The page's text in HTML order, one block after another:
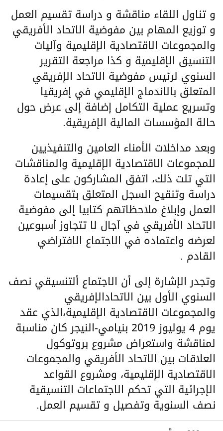
و تناول اللقاء مناقشة و دراسة تقسيم العمل
و توزيع المهام بين مفوضية الاتحاد الأفريقي
والمجموعات الاقتصادية الإقليمية وآليات
التنسيق الإقليمية و كذا مراجعة التقرير
السنوي لرئيس مفوضية الاتحاد الإفريقي
المتعلق بالاندماج الإقليمي في إفريقيا
وتسريع عملية التكامل إضافة إلى عرض حول
حالة المؤسسات المالية الإفريقية.
وبعد مداخلات الأمناء العامين والتنفيذيين
للمجموعات الاقتصادية الإقليمية والمناقشات
التي تلت ذلك، اتفق المشاركون على إعادة
دراسة وتنقيح السجل المتعلق بتقسيمات
العمل وإبلاغ ملاحظاتهم كتابيا إلى مفوضية
الاتحاد الأفريقي في آجال لا تتجاوز أسبوعين
لعرضه واعتماده في الاجتماع الافتراضي
القادم .
وتجدر الإشارة إلى أن الاجتماع ألتنسيقي نصف
السنوي الأول بين الاتحادالإفريقي
والمجموعات الاقتصادية الإقليمية،الذي عقد
يوم 4 يوليوز 2019 بنيامي-النيجر كان مناسبة
لمناقشة واستعراض مشروع بروتوكول
العلاقات بين الاتحاد الأفريقي والمجموعات
الاقتصادية الإقليمية، ومشروع القواعد
الإجرائية التي تحكم الاجتماعات التنسيقية
نصف السنوية وتفصيل و تقسيم العمل.